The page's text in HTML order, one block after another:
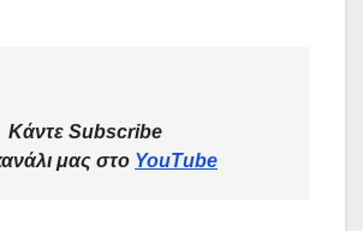
Κάντε Subscribe
μας στο YouTube